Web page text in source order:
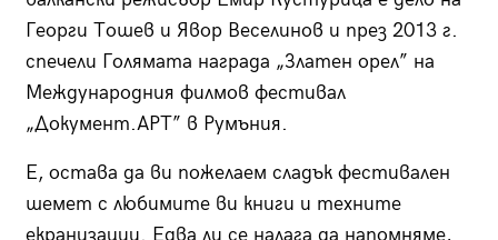
Георги Тошев и Явор Веселинов и през 2013 г.
спечели Голямата награда „Златен орел” на
Международния филмов фестивал
„Документ.АРТ” в Румъния.
Е, остава да ви пожелаем сладък фестивален
шемет с любимите ви книги и техните